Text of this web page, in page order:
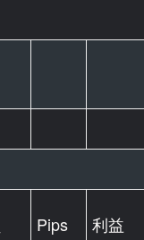
Pips 利益